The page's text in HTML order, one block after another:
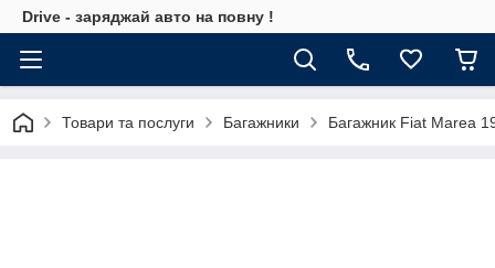
Drive - заряджай авто на повну !
Товари та послуги Багажники Багажник Fiat Marea